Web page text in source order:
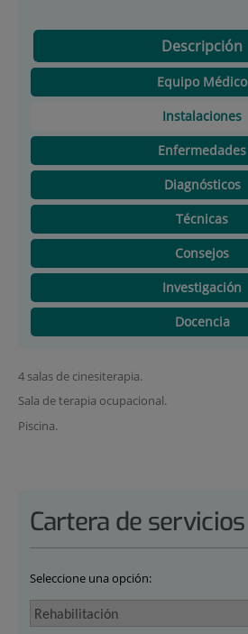
Descripción
Equipo Médico
Instalaciones
Enfermedades
Diagnósticos
Técnicas
Consejos
Investigación
Docencia
4 salas de cinesiterapia.
Sala de terapia ocupacional.
Piscina.
Cartera de servicios
Seleccione una opción: